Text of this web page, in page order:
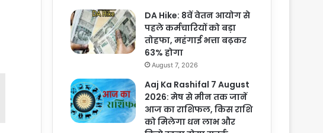
DA Hike: 8वें वेतन आयोग से
पहले कर्मचारियों को बड़ा
तोहफा, महंगाई भत्ता बढ़कर
63% होगा
August 7, 2026
Aaj Ka Rashifal 7 August
2026: मेष से मीन तक जानें
आज का राशिफल, किस राशि
को मिलेगा धन लाभ और